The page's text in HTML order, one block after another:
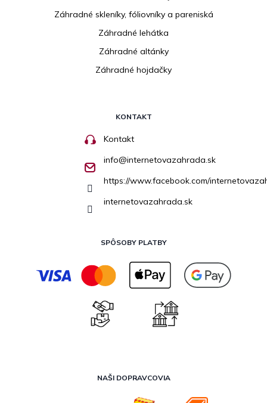
Záhradné skleníky, fóliovníky a pareniská
Záhradné lehátka
Záhradné altánky
Záhradné hojdačky
KONTAKT
Kontakt
info@internetovazahrada.sk
https://www.facebook.com/
internetovazahrada.sk
SPÔSOBY PLATBY
NAŠI DOPRAVCOVIA